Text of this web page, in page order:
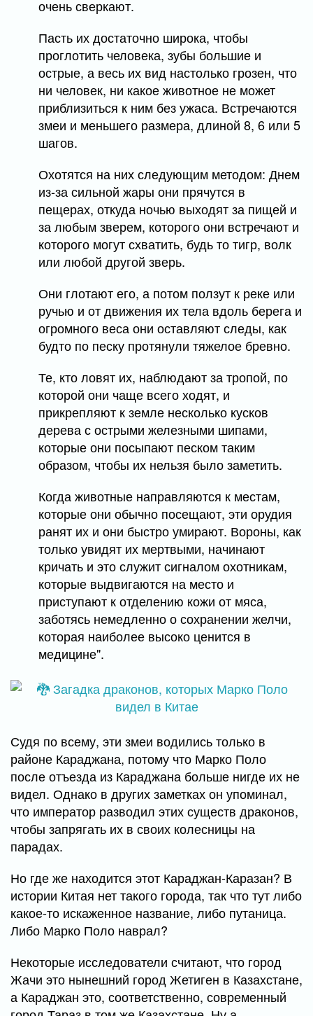
очень сверкают.
Пасть их достаточно широка, чтобы
проглотить человека, зубы большие и
острые, а весь их вид настолько грозен, что
ни человек, ни какое животное не может
приблизиться к ним без ужаса. Встречаются
змеи и меньшего размера, длиной 8, 6 или 5
шагов.
Охотятся на них следующим методом: Днем
из-за сильной жары они прячутся в
пещерах, откуда ночью выходят за пищей и
за любым зверем, которого они встречают и
которого могут схватить, будь то тигр, волк
или любой другой зверь.
Они глотают его, а потом ползут к реке или
ручью и от движения их тела вдоль берега и
огромного веса они оставляют следы, как
будто по песку протянули тяжелое бревно.
Те, кто ловят их, наблюдают за тропой, по
которой они чаще всего ходят, и
прикрепляют к земле несколько кусков
дерева с острыми железными шипами,
которые они посыпают песком таким
образом, чтобы их нельзя было заметить.
Когда животные направляются к местам,
которые они обычно посещают, эти орудия
ранят их и они быстро умирают. Вороны, как
только увидят их мертвыми, начинают
кричать и это служит сигналом охотникам,
которые выдвигаются на место и
приступают к отделению кожи от мяса,
заботясь немедленно о сохранении желчи,
которая наиболее высоко ценится в
медицине".
Судя по всему, эти змеи водились только в
районе Караджана, потому что Марко Поло
после отъезда из Караджана больше нигде их не
видел. Однако в других заметках он упоминал,
что император разводил этих существ драконов,
чтобы запрягать их в своих колесницы на
парадах.
Но где же находится этот Караджан-Каразан? В
истории Китая нет такого города, так что тут либо
какое-то искаженное название, либо путаница.
Либо Марко Поло наврал?
Некоторые исследователи считают, что город
Жачи это нынешний город Жетиген в Казахстане,
а Караджан это, соответственно, современный